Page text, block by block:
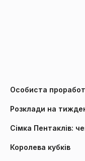
Особиста
Розклади на
Сімка Пентаклів:
Королева кубків